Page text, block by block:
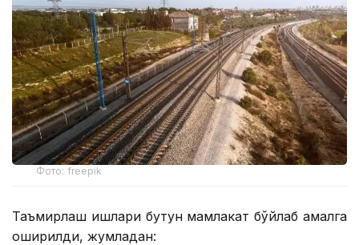
Фото: freepik
Таъмирлаш ишлари бутун мамлакат бўйлаб амалга
оширилди, жумладан: